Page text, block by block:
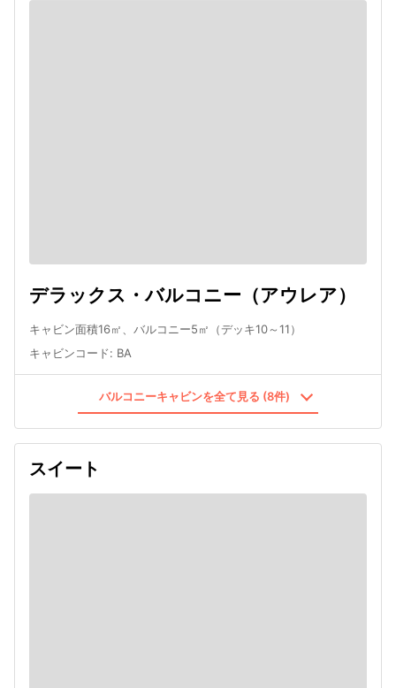
デラックス・バルコニー（アウレア）
キャビン面積16㎡、バルコニー5㎡（デッキ10～11）
キャビンコード: BA
バルコニーキャビンを全て見る (8件)
スイート